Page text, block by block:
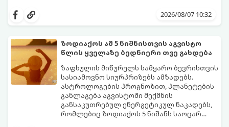
იჩენდა და სირთულეების მიუხედავად წინ
სურვილების გადადებასა და ხარჯების
მკაცრ კონტროლს. თუმცა, ახლა სიტუაცია
თანდათან შეიცვლება.
პრობლემები, რომლებიც უსასრულო
გეგონათ, უკან დაიხევს, ამასთან ერთად კი
გაჩნდება მეტი ნდობა მომავლის მიმართ.
რთული პერიოდის შემდეგ ეს ნიშნები
შეძლებენ ამოისუნთქონ და დაინახონ
ახალი შესაძლებლობები.
2026/08/07 10:32
ზოდიაქოს ამ 5 ნიშნისთვის აგვისტო
წლის ყველაზე ბედნიერი თვე გახდება
ზაფხულის მიწურულს სამყარო ბევრისთვის
სასიამოვნო სიურპრიზებს ამზადებს.
ასტროლოგების პროგნოზით, პლანეტების
განლაგება აგვისტოში შექმნის
განსაკუთრებულ ენერგეტიკულ ნაკადებს,
რომლებიც ზოდიაქოს 5 ნიშანს საოცარ